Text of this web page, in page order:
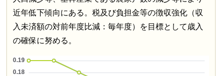
近年低下傾向にある。税及び負担金等の徴収強化（収
入未済額の対前年度比減：毎年度）を目標として歳入
の確保に努める。